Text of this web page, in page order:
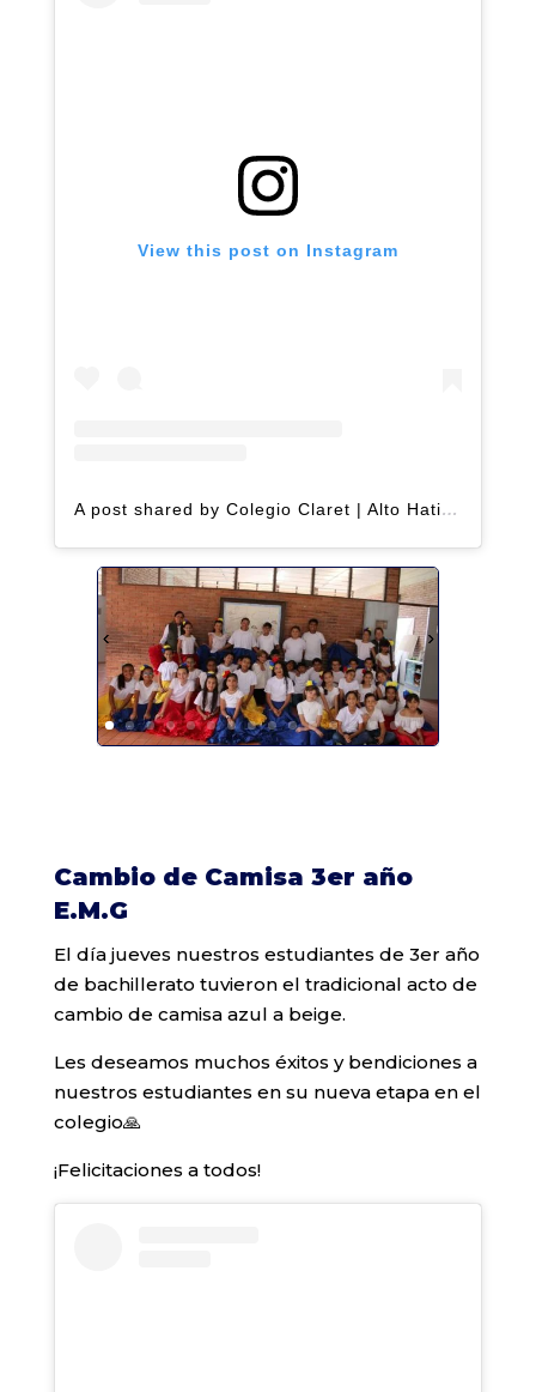
View this post on Instagram
A post shared by Colegio Claret | Alto Hatillo (@clarethatillo)
Cambio de Camisa 3er año
E.M.G
El día jueves nuestros estudiantes de 3er año
de bachillerato tuvieron el tradicional acto de
cambio de camisa azul a beige.
Les deseamos muchos éxitos y bendiciones a
nuestros estudiantes en su nueva etapa en el
colegio🙏
¡Felicitaciones a todos!